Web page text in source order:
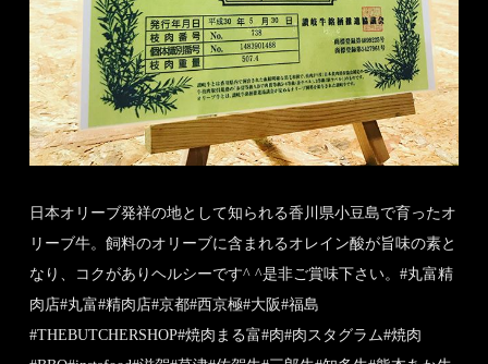
日本オリーブ発祥の地として知られる香川県小豆島で育ったオ
リーブ牛。飼料のオリーブに含まれるオレイン酸が旨味の素と
なり、コクがありヘルシーです^ ^是非ご賞味下さい。#丸富精
肉店#丸富#精肉店#京都#西京極#大阪#福島
#THEBUTCHERSHOP#焼肉まる富#肉#肉スタグラム#焼肉